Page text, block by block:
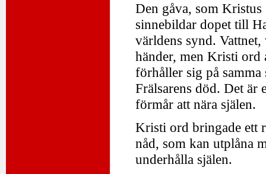
Den gåva, som
sinnebildar dopet till
världens synd.
händer, men Kristi ord
förhåller sig på
Frälsarens död. Det är
förmår att nära själen.
Kristi ord bringade ett
nåd, som kan utplåna
underhålla själen.